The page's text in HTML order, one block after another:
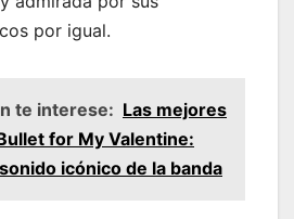
por igual.
te interese: Las mejores
for My Valentine:
icónico de la banda